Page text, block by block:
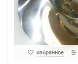
избранное